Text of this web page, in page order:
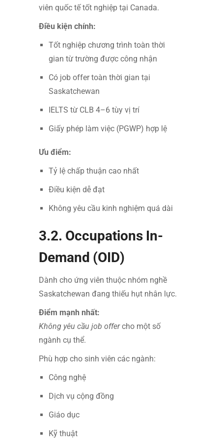
viên quốc tế tốt nghiệp tại Canada.
Điều kiện chính:
Tốt nghiệp chương trình toàn thời
gian từ trường được công nhận
Có job offer toàn thời gian tại
Saskatchewan
IELTS từ CLB 4–6 tùy vị trí
Giấy phép làm việc (PGWP) hợp lệ
Ưu điểm:
Tỷ lệ chấp thuận cao nhất
Điều kiện dễ đạt
Không yêu cầu kinh nghiệm quá dài
3.2. Occupations In-
Demand (OID)
Dành cho ứng viên thuộc nhóm nghề
Saskatchewan đang thiếu hụt nhân lực.
Điểm mạnh nhất:
Không yêu cầu job offercho một số
ngành cụ thể.
Phù hợp cho sinh viên các ngành:
Công nghệ
Dịch vụ cộng đồng
Giáo dục
Kỹ thuật